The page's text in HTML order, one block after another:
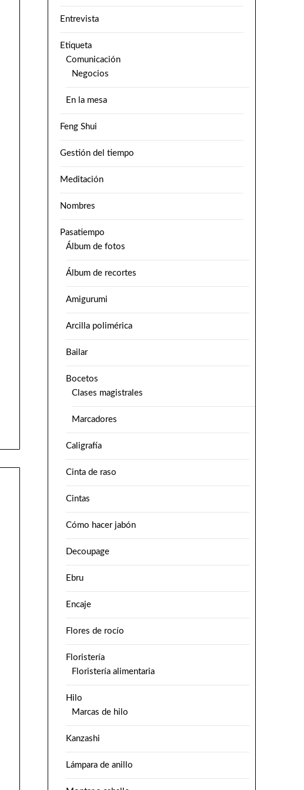
Entrevista
Etiqueta
Comunicación
Negocios
En la mesa
Feng Shui
Gestión del tiempo
Meditación
Nombres
Pasatiempo
Álbum de fotos
Álbum de recortes
Amigurumi
Arcilla polimérica
Bailar
Bocetos
Clases magistrales
Marcadores
Caligrafía
Cinta de raso
Cintas
Cómo hacer jabón
Decoupage
Ebru
Encaje
Flores de rocío
Floristería
Floristería alimentaria
Hilo
Marcas de hilo
Kanzashi
Lámpara de anillo